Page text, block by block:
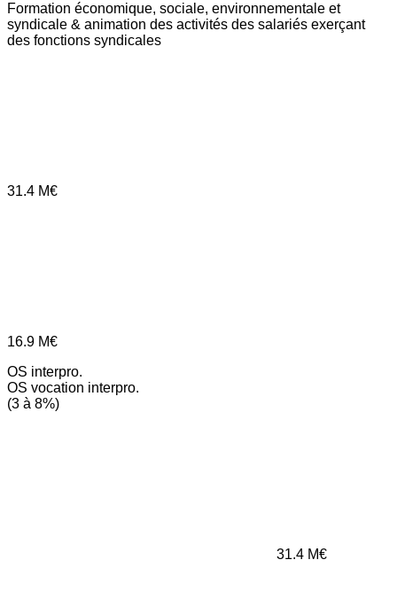
Formation économique, sociale, environnementale et
syndicale & animation des activités des salariés exerçant
des fonctions syndicales
31.4 M€
16.9 M€
OS interpro.
OS vocation interpro.
(3 à 8%)
31.4 M€